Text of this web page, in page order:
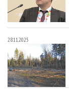
28.11.2025